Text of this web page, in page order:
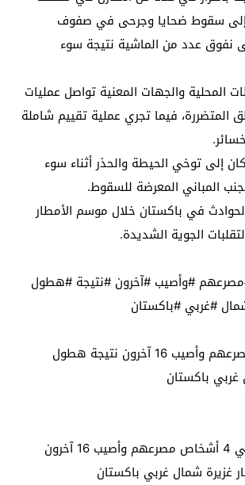
إلى سقوط ضحايا وجرحى في صفوف
نفوق عدد من الماشية نتيجة سوء
المحلية والجهات المعنية تواصل عمليات
المتضررة، فيما تجري عملية تقييم شاملة
إلى توخي الحيطة والحذر أثناء سوء
المباني المعرضة للسقوط.
في باكستان خلال موسم الأمطار
الجوية الشديدة.
#وأصيب #آخرون #نتيجة #هطول
#غربي #باكستان
لقي 4 أشخاص مصرعهم وأصيب 16 آخرون نتيجة هطول
غربي باكستان
عالم الجريمة – لقي 4 أشخاص مصرعهم وأصيب 16 آخرون
غزيرة شمال غربي باكستان